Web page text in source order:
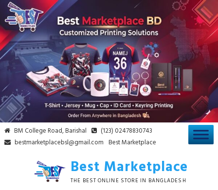
BM College Road, Barishal
(123) 02478830743
bestmarketplacebsl@gmail.com Best Marketplace
Best Marketplace
THE BEST ONLINE STORE IN BANGLADESH